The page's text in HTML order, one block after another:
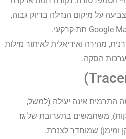
על מיקום הנזילה בדיוק גבוה,
מהירה ואידיאלית לאיתור נזילות
הסקה.
התרמית אינה יעילה (למשל,
משתמשים בתערובת של גז
ומימן) שמוחדר לצנרת.